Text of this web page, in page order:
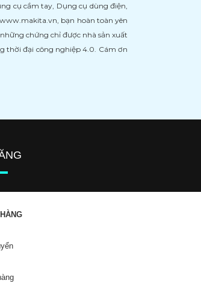
cụ cầm tay, Dụng cụ dùng điện,
bạn hoàn toàn yên
chứng chỉ được nhà sản xuất
thời đại công nghiệp 4.0. Cám ơn